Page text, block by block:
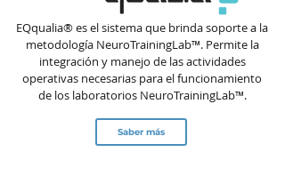
EQqualia® es el sistema que brinda soporte a la
metodología NeuroTrainingLab™. Permite la
integración y manejo de las actividades
operativas necesarias para el funcionamiento
de los laboratorios NeuroTrainingLab™.
Saber más